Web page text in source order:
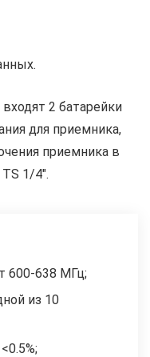
2 батарейки
для приемника,
приемника в
1/4″.
600-638 МГц;
из 10